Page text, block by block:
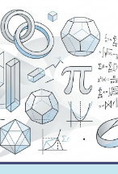
Skip
to
content